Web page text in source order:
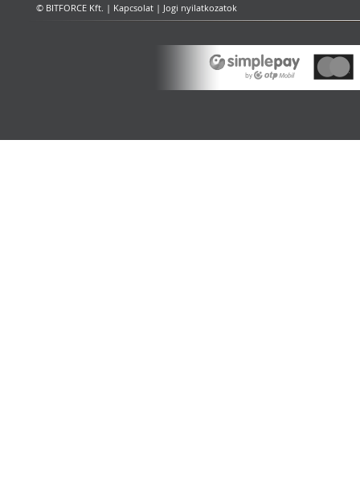
© BITFORCE Kft. | Kapcsolat | Jogi nyilatkozatok